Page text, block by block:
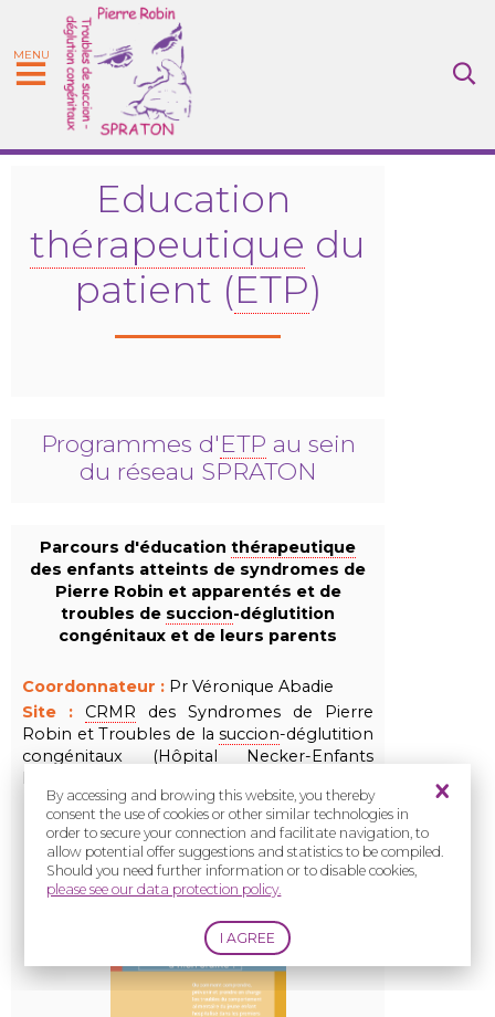
By accessing and browing this website, you thereby
consent the use of cookies or other similar technologies in
order to secure your connection and facilitate navigation, to
allow potential offer suggestions and statistics to be compiled.
Should you need further information or to disable cookies,
please see our data protection policy.
MENU
Education
thérapeutique du
patient (ETP)
Programmes d'ETP au sein
du réseau SPRATON
Parcours d'éducationthérapeutique
des enfants atteints de syndromes de
Pierre Robin et apparentés et de
troubles de succion-déglutition
congénitaux et de leurs parents
Coordonnateur : Pr Véronique Abadie
Site :
CRMR des Syndromes de Pierre
Robin et Troubles de lasuccion-déglutition
congénitaux (Hôpital Necker-Enfants
Malades, Paris)